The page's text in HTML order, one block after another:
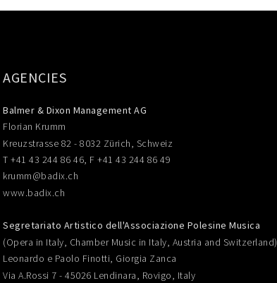
AGENCIES
Balmer & Dixon Management AG
Florian Krumm
Kreuzstrasse 82 - 8032 Zürich, Schweiz
T +41 43 244 86 46, F +41 43 244 86 49
krumm@badix.ch
www.badix.ch
Segretariato Artistico dell'Associazione Polesine Musica
(Opera in Italy, Chamber Music in Italy, Austria and Switzerland)
Leonardo e Paolo Finotti, Giorgia Zanca
Via A.Rossi 7 - 45026 Lendinara, Rovigo, Italy